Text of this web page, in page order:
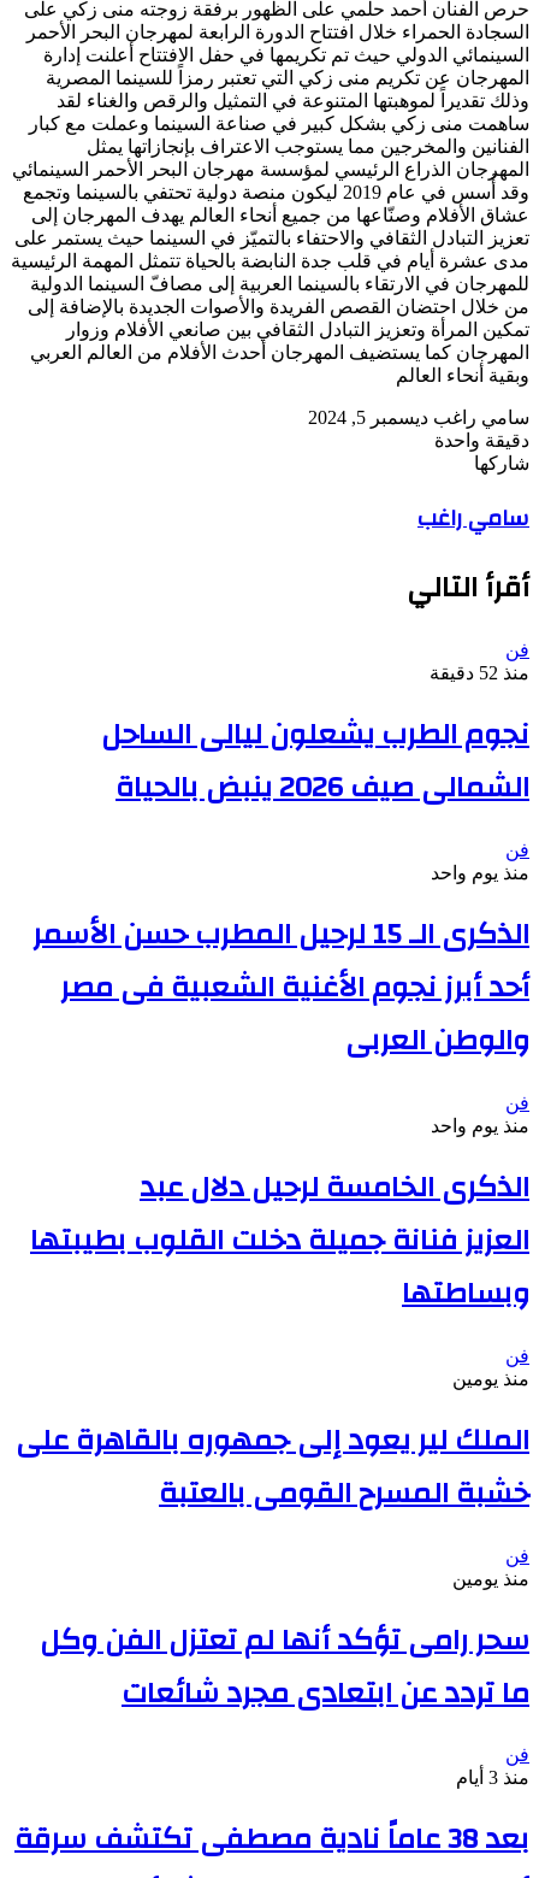
حرص الفنان أحمد حلمي على الظهور برفقة زوجته منى زكي على
السجادة الحمراء خلال افتتاح الدورة الرابعة لمهرجان البحر الأحمر
السينمائي الدولي حيث تم تكريمها في حفل الافتتاح أعلنت إدارة
المهرجان عن تكريم منى زكي التي تعتبر رمزاً للسينما المصرية
وذلك تقديراً لموهبتها المتنوعة في التمثيل والرقص والغناء لقد
ساهمت منى زكي بشكل كبير في صناعة السينما وعملت مع كبار
الفنانين والمخرجين مما يستوجب الاعتراف بإنجازاتها يمثل
المهرجان الذراع الرئيسي لمؤسسة مهرجان البحر الأحمر السينمائي
وقد أُسس في عام 2019 ليكون منصة دولية تحتفي بالسينما وتجمع
عشاق الأفلام وصنّاعها من جميع أنحاء العالم يهدف المهرجان إلى
تعزيز التبادل الثقافي والاحتفاء بالتميّز في السينما حيث يستمر على
مدى عشرة أيام في قلب جدة النابضة بالحياة تتمثل المهمة الرئيسية
للمهرجان في الارتقاء بالسينما العربية إلى مصافّ السينما الدولية
من خلال احتضان القصص الفريدة والأصوات الجديدة بالإضافة إلى
تمكين المرأة وتعزيز التبادل الثقافي بين صانعي الأفلام وزوار
المهرجان كما يستضيف المهرجان أحدث الأفلام من العالم العربي
وبقية أنحاء العالم
سامي راغب أرسل
ديسمبر 5, 2024
دقيقة واحدة
فيسبوك
‫X
لينكدإن
بينتيريست
‫Pocket
واتساب
تيلقرام
ڤايبر
لاين
شاركها
عبر
البريد
سامي راغب
أقرأ التالي
فن
منذ 52 دقيقة
نجوم الطرب يشعلون ليالى الساحل
الشمالى صيف 2026 ينبض بالحياة
فن
منذ يوم واحد
الذكرى الـ 15 لرحيل المطرب حسن الأسمر
أحد أبرز نجوم الأغنية الشعبية فى مصر
والوطن العربى
فن
منذ يوم واحد
الذكرى الخامسة لرحيل دلال عبد
العزيز فنانة جميلة دخلت القلوب بطيبتها
وبساطتها
فن
منذ يومين
الملك لير يعود إلى جمهوره بالقاهرة على
خشبة المسرح القومى بالعتبة
فن
منذ يومين
سحر رامى تؤكد أنها لم تعتزل الفن وكل
ما تردد عن ابتعادى مجرد شائعات
فن
منذ 3 أيام
بعد 38 عاماً نادية مصطفى تكتشف سرقة